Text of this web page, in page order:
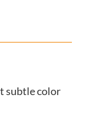
subtle color